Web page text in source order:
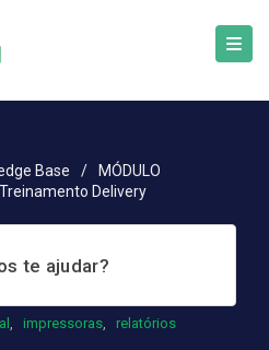
Base /
MÓDULO
Treinamento Delivery
, impressoras, relatórios